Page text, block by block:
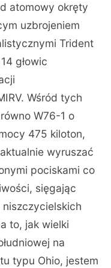
atomowy okręty
uzbrojeniem
Trident
głowic
Wśród tych
W76-1 o
475 kiloton,
wyruszać
pociskami co
sięgając
to, jak wielki
na
typu Ohio, jestem